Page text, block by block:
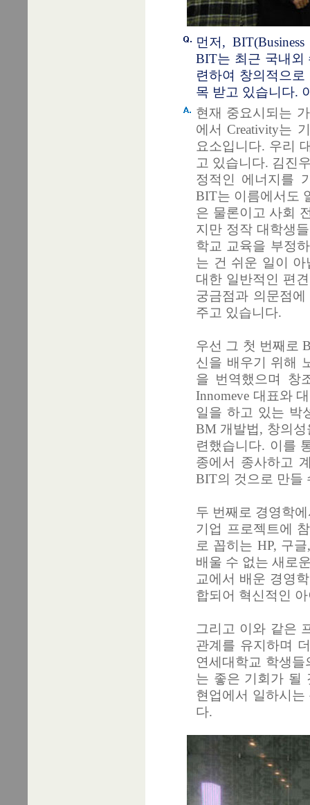
먼저,
BIT는 최근 국내외
련하여 창의적으
목 받고 있습니다.
현재 중요시되는
에서 Creativity는
요소입니다. 우리
고 있습니다. 김진
정적인 에너지를
BIT는 이름에서도
은 물론이고 사회
지만 정작 대학생
학교 교육을 부정
는 건 쉬운 일이
대한 일반적인 편
궁금점과 의문점
주고 있습니다.
우선 그 첫 번째로
신을 배우기 위해
을 번역했으며 창
Innomeve 대표와
일을 하고 있는 박
BM 개발법, 창의
련했습니다. 이를
종에서 종사하고
BIT의 것으로 만들
두 번째로 경영학
기업 프로젝트에
로 꼽히는 HP, 구
배울 수 없는 새로
교에서 배운 경영
합되어 혁신적인
그리고 이와 같은
관계를 유지하며
연세대학교 학생
는 좋은 기회가 될
현업에서 일하시
다.